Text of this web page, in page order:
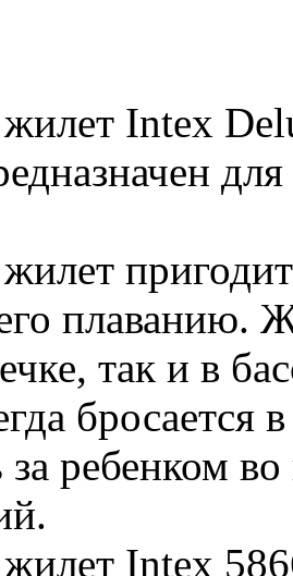
Intex
плаванию.
так и в
бросается
ребенком
Intex